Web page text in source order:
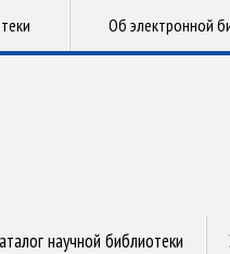
Об электронной
научной библиотеки